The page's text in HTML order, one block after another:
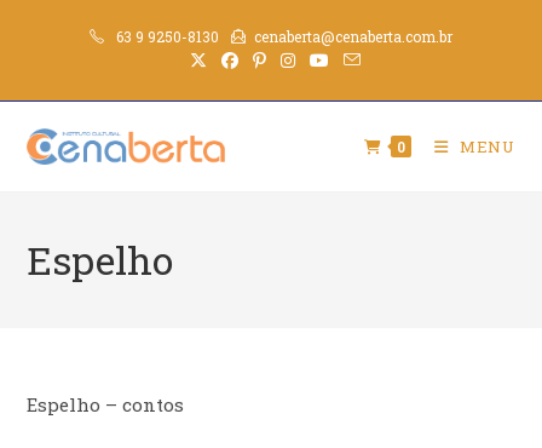
63 9 9250-8130 cenaberta@cenaberta.com.br
0 MENU
Espelho
Espelho – contos